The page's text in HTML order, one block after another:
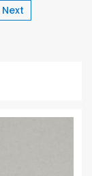
Next